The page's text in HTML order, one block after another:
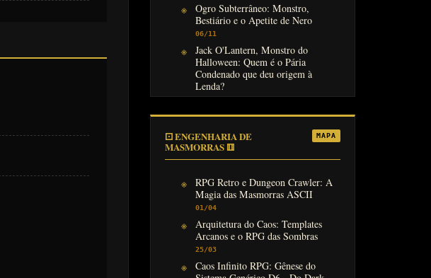
Ogro Subterrâneo: Monstro,
Bestiário e o Apetite de Nero
06/11
Jack O'Lantern, Monstro do
Halloween: Quem é o Pária
Condenado que deu origem à
Lenda?
31/10
⚀ ENGENHARIA DE
MASMORRAS ⚅
MAPA
RPG Retro e Dungeon Crawler: A
Magia das Masmorras ASCII
01/04
Arquitetura do Caos: Templates
Arcanos e o RPG das Sombras
25/03
Caos Infinito RPG: Gênese do